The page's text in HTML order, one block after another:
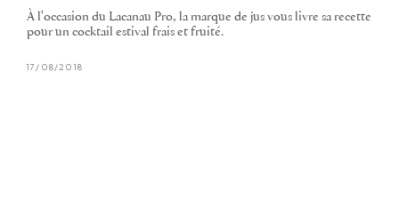
À l'occasion du Lacanau Pro, la marque de jus vous livre sa recette
pour un cocktail estival frais et fruité.
17/08/2018